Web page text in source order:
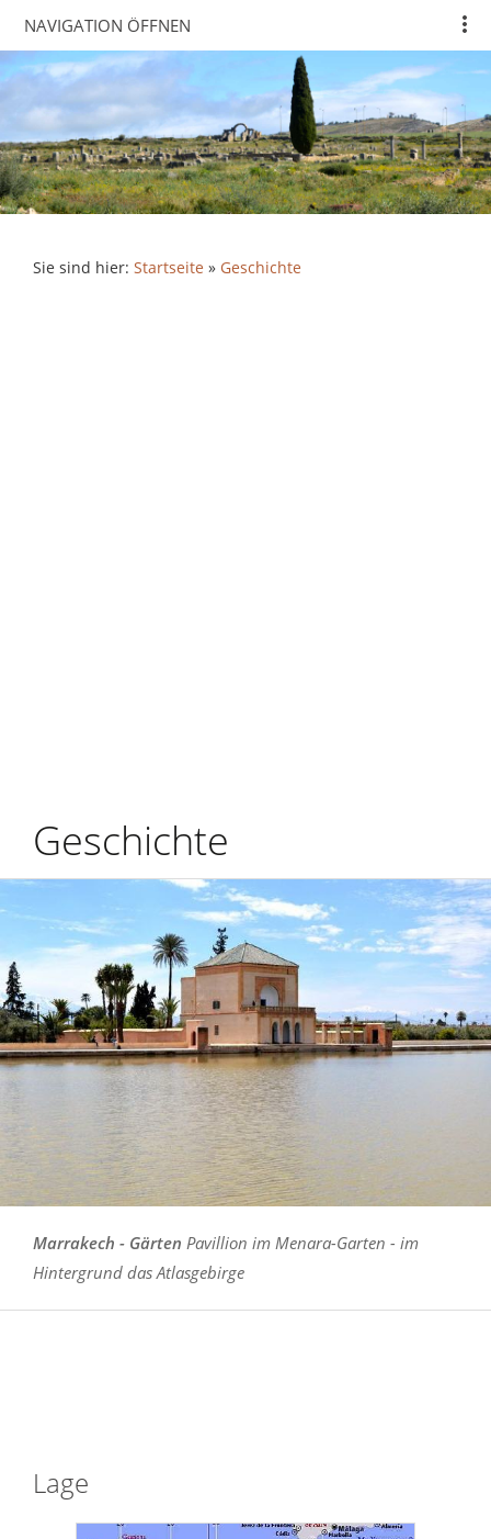
NAVIGATION ÖFFNEN
Sie sind hier: Startseite » Geschichte
Geschichte
Marrakech - Gärten Pavillion im Menara-Garten - im
Hintergrund das Atlasgebirge
Lage